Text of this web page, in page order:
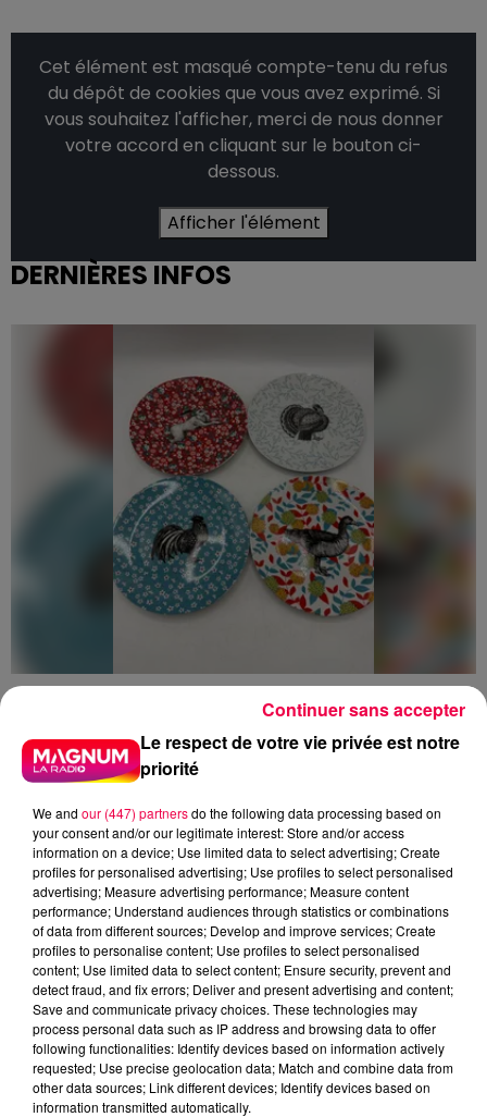
Cet élément est masqué compte-tenu du refus
du dépôt de cookies que vous avez exprimé. Si
vous souhaitez l'afficher, merci de nous donner
votre accord en cliquant sur le bouton ci-
dessous.
Afficher l'élément
DERNIÈRES INFOS
5 août 2026
Des assiettes Linvosges rappelées pour
excès de plomb
Du plomb a été détecté dans deux assiettes en
Le respect de votre vie privée est notre
priorité
We and our (447) partnersdo the following data processing based on
your consent and/or our legitimate interest: Store and/or access
information on a device; Use limited data to select advertising; Create
profiles for personalised advertising; Use profiles to select personalised
advertising; Measure advertising performance; Measure content
performance; Understand audiences through statistics or combinations
of data from different sources; Develop and improve services; Create
profiles to personalise content; Use profiles to select personalised
content; Use limited data to select content; Ensure security, prevent and
detect fraud, and fix errors; Deliver and present advertising and content;
Save and communicate privacy choices. These technologies may
process personal data such as IP address and browsing data to offer
following functionalities: Identify devices based on information actively
requested; Use precise geolocation data; Match and combine data from
other data sources; Link different devices; Identify devices based on
information transmitted automatically.
Continuer sans accepter